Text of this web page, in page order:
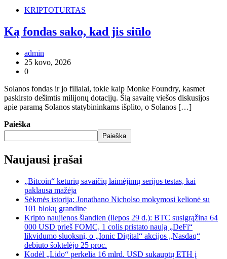
KRIPTOTURTAS
Ką fondas sako, kad jis siūlo
admin
25 kovo, 2026
0
Solanos fondas ir jo filialai, tokie kaip Monke Foundry, kasmet
paskirsto dešimtis milijonų dotacijų. Šią savaitę viešos diskusijos
apie paramą Solanos statybininkams išplito, o Solanos […]
Paieška
Paieška
Naujausi įrašai
„Bitcoin“ keturių savaičių laimėjimų serijos testas, kai
paklausa mažėja
Sėkmės istorija: Jonathano Nicholso mokymosi kelionė su
101 blokų grandine
Kripto naujienos šiandien (liepos 29 d.): BTC susigrąžina 64
000 USD prieš FOMC, 1 colis pristato naują „DeFi“
likvidumo sluoksnį, o „Ionic Digital“ akcijos „Nasdaq“
debiuto šoktelėjo 25 proc.
Kodėl „Lido“ perkelia 16 mlrd. USD sukauptų ETH į